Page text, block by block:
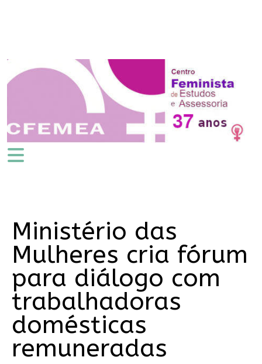
Ministério das
Mulheres cria fórum
para diálogo com
trabalhadoras
domésticas
remuneradas